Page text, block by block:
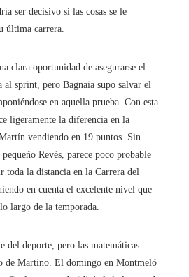
ser decisivo si las cosas se le
última carrera.
clara oportunidad de asegurarse el
al sprint, pero Bagnaia supo salvar el
en aquella prueba. Con esta
ligeramente la diferencia en la
vendiendo en 19 puntos. Sin
Revés, parece poco probable
toda la distancia en la Carrera del
en cuenta el excelente nivel que
largo de la temporada.
del deporte, pero las matemáticas
de Martino. El domingo en Montmeló